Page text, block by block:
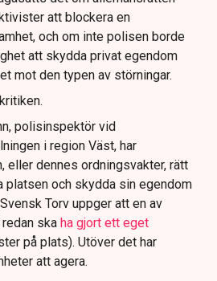
att blockera en
och om inte polisen borde
att skydda privat egendom
mot den typen av störningar.
polisinspektör vid
i region Väst, har
eller dennes ordningsvakter, rätt
platsen och skydda sin egendom
Torv uppger att en av
ska ha gjort ett eget
på plats). Utöver det har
att agera.